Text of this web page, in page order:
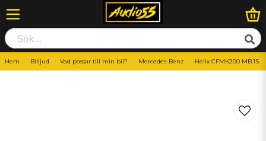
Hem Billjud Vad passar till min bil? Mercedes-Benz Helix CFMK200 MB.1S